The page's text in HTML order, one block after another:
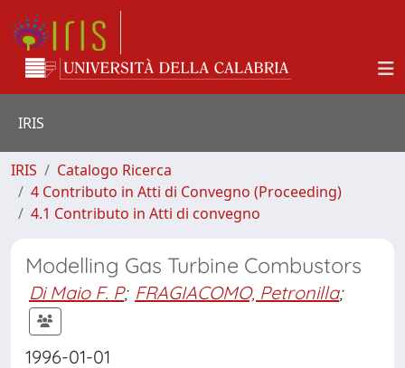
IRIS
IRIS
Catalogo Ricerca
4 Contributo in Atti di Convegno (Proceeding)
4.1 Contributo in Atti di convegno
Modelling Gas Turbine Combustors
Di Maio F. P; FRAGIACOMO, Petronilla;
1996-01-01